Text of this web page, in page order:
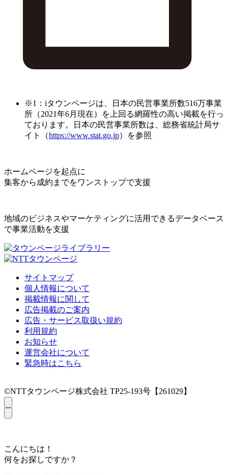
※1：iタウンページは、日本の民営事業所数516万事業
所（2021年6月現在）を上回る網羅性の高い掲載を行っ
ております。日本の民営事業所数は、総務省統計局サ
イト（https://www.stat.go.jp）を参照
ホームページを起点に
集客から成約までをワンストップで支援
地域のビジネスやマーケティングに活用できるデータベース
で事業活動を支援
サイトマップ
個人情報について
掲載情報に関して
広告掲載のご案内
広告・サービス取扱い規約
利用規約
お知らせ
運営会社について
緊急時はこちら
©NTTタウンページ株式会社 TP25-193号【261029】
こんにちは！
何をお探しですか？